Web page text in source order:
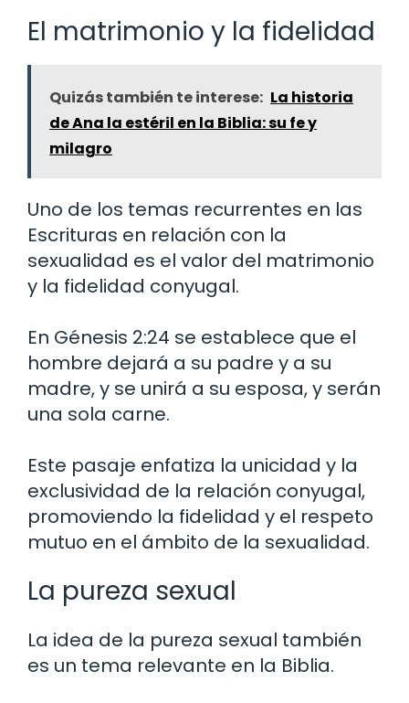
El matrimonio y la fidelidad
Quizás también te interese: La historia
de Ana la estéril en la Biblia: su fe y
milagro
Uno de los temas recurrentes en las
Escrituras en relación con la
sexualidad es el valor del matrimonio
y la fidelidad conyugal.
En Génesis 2:24 se establece que el
hombre dejará a su padre y a su
madre, y se unirá a su esposa, y serán
una sola carne.
Este pasaje enfatiza la unicidad y la
exclusividad de la relación conyugal,
promoviendo la fidelidad y el respeto
mutuo en el ámbito de la sexualidad.
La pureza sexual
La idea de la pureza sexual también
es un tema relevante en la Biblia.